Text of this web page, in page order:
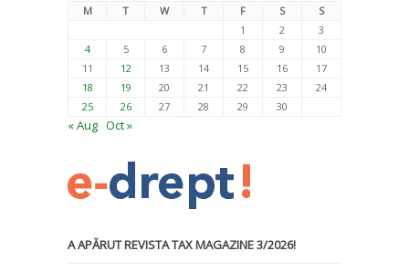
M T W T F S
S
1
2
3
4
5 6 7 8 9
10
11
12 13 14 15 16
17
18
19 20 21 22 23
24
25
26 27 28 29 30
« Aug Oct »
A APĂRUT REVISTA TAX MAGAZINE 3/2026!